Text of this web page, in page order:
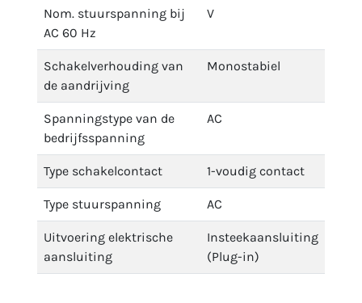
Nom. stuurspanning bij
AC 60 Hz
V
Schakelverhouding van
de aandrijving
Monostabiel
Spanningstype van de
bedrijfsspanning
AC
Type schakelcontact 1-voudig contact
Type stuurspanning AC
Uitvoering elektrische
aansluiting
Insteekaansluiting
(Plug-in)